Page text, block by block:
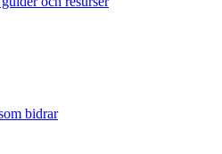
bidrar